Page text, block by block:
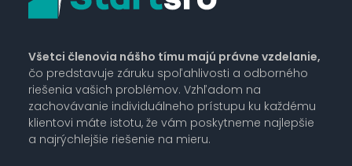
Všetci členovia nášho tímu majú právne vzdelanie,
čo predstavuje záruku spoľahlivosti a odborného
riešenia vašich problémov. Vzhľadom na
zachovávanie individuálneho prístupu ku každému
klientovi máte istotu, že vám poskytneme najlepšie
a najrýchlejšie riešenie na mieru.